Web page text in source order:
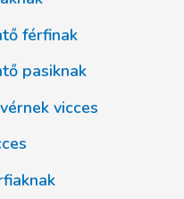
férfinak
pasiknak
vicces